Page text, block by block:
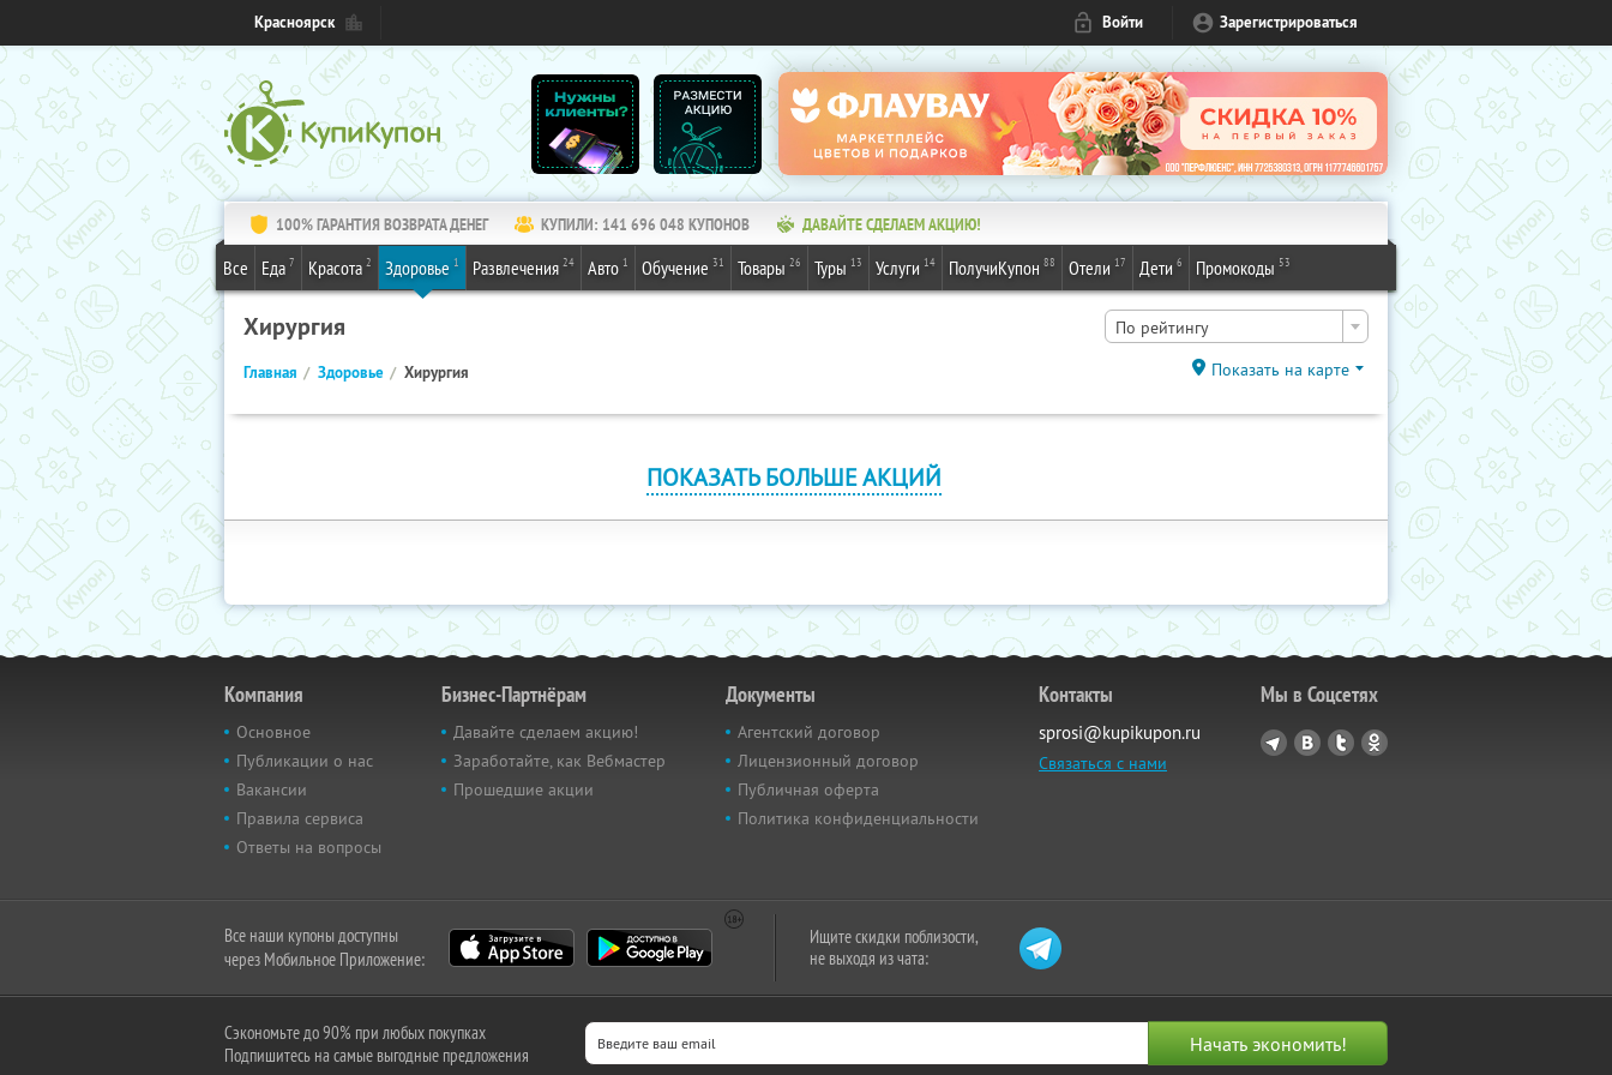
Красноярск Войти Зарегистрироваться
100% ГАРАНТИЯ ВОЗВРАТА ДЕНЕГ КУПИЛИ: 141 696 048 КУПОНОВ ДАВАЙТЕ СДЕЛАЕМ АКЦИЮ!
Все Еда 7 Красота 2 Здоровье 1 Развлечения 24 Авто 1 Обучение 31 Товары 26 Туры 13 Услуги 14 ПолучиКупон 88 Отели 17 Дети 6 Промокоды 53
Хирургия По рейтингу
Главная Здоровье Хирургия Показать на карте
ПОКАЗАТЬ БОЛЬШЕ АКЦИЙ
Компания
Основное
Публикации о нас
Вакансии
Правила сервиса
Ответы на вопросы
Бизнес-Партнёрам
Давайте сделаем акцию!
Заработайте, как Вебмастер
Прошедшие акции
Документы
Агентский договор
Лицензионный договор
Публичная оферта
Политика конфиденциальности
Контакты
sprosi@kupikupon.ru
Связаться с нами
Мы в Соцсетях
Все наши купоны доступны
через Мобильное Приложение:
Ищите скидки поблизости,
не выходя из чата:
Сэкономьте до 90% при любых покупках
Подпишитесь на самые выгодные предложения